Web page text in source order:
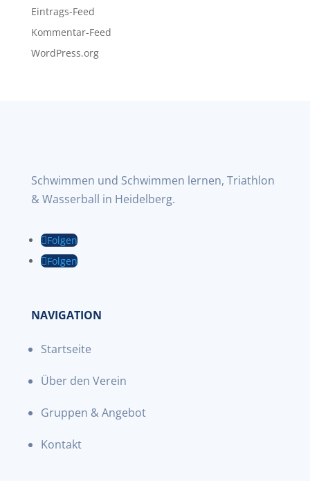
Eintrags-Feed
Kommentar-Feed
WordPress.org
Schwimmen und Schwimmen lernen, Triathlon
& Wasserball in Heidelberg.
Folgen
Folgen
NAVIGATION
Startseite
Über den Verein
Gruppen & Angebot
Kontakt